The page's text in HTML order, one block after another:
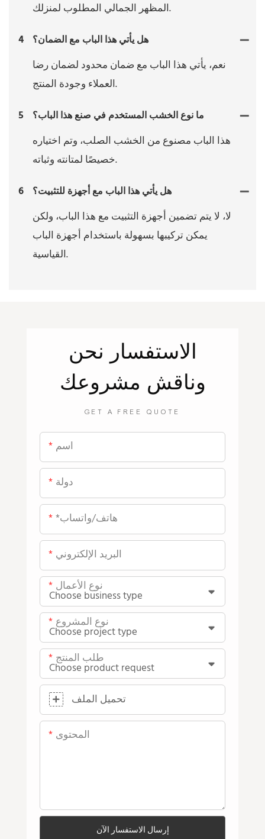
المظهر الجمالي المطلوب لمنزلك.
4 هل يأتي هذا الباب مع الضمان؟
نعم، يأتي هذا الباب مع ضمان محدود لضمان رضا
العملاء وجودة المنتج.
5 ما نوع الخشب المستخدم في صنع هذا الباب؟
هذا الباب مصنوع من الخشب الصلب، وتم اختياره
خصيصًا لمتانته وثباته.
6 هل يأتي هذا الباب مع أجهزة للتثبيت؟
لا، لا يتم تضمين أجهزة التثبيت مع هذا الباب، ولكن
يمكن تركيبها بسهولة باستخدام أجهزة الباب
القياسية.
الاستفسار نحن
وناقش مشروعك
GET A FREE QUOTE
اسم
دولة
*هاتف/واتساب
البريد الإلكتروني
نوع الأعمال
نوع المشروع
طلب المنتج
تحميل الملف
المحتوى
إرسال الاستفسار الآن